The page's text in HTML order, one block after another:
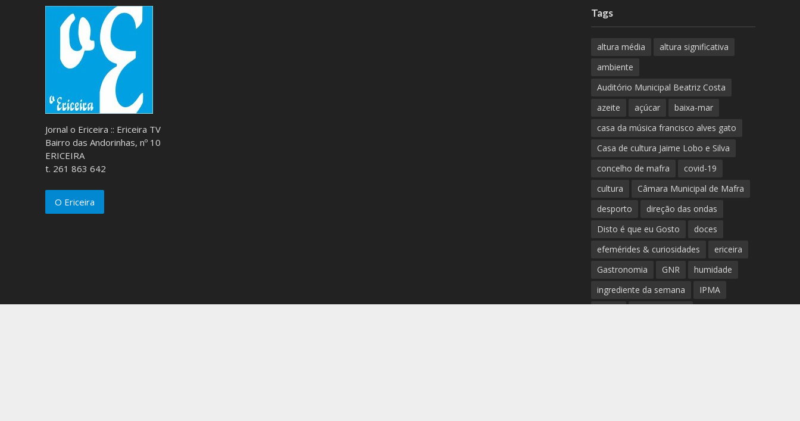
Jornal o Ericeira :: Ericeira TV
Bairro das Andorinhas, nº 10
ERICEIRA
t. 261 863 642
O Ericeira
Tags
altura média
altura significativa
ambiente
Auditório Municipal Beatriz Costa
azeite
açúcar
baixa-mar
casa da música francisco alves gato
Casa de cultura Jaime Lobo e Silva
concelho de mafra
covid-19
cultura
Câmara Municipal de Mafra
desporto
direção das ondas
Disto é que eu Gosto
doces
efemérides & curiosidades
ericeira
Gastronomia
GNR
humidade
ingrediente da semana
IPMA